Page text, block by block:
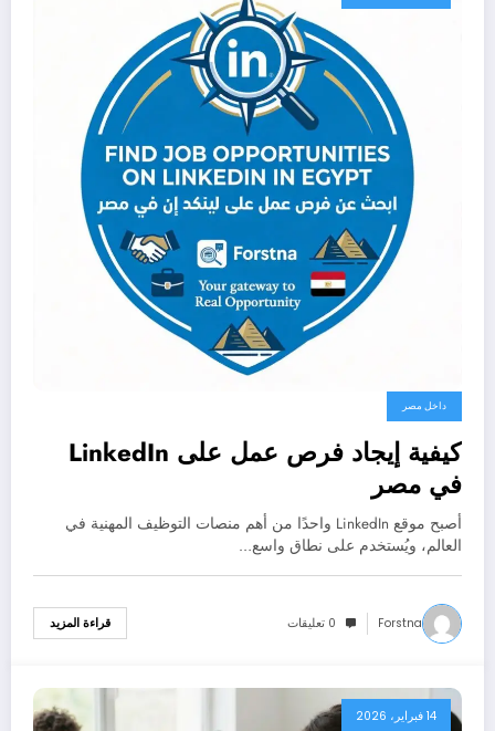
داخل مصر
كيفية إيجاد فرص عمل على LinkedIn
في مصر
أصبح موقع LinkedIn واحدًا من أهم منصات التوظيف المهنية في
العالم، ويُستخدم على نطاق واسع…
Forstna 0 تعليقات قراءة المزيد
14 فبراير، 2026